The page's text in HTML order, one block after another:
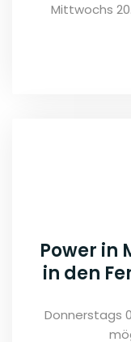
Mittwochs
Power in
in den
Donnerstags